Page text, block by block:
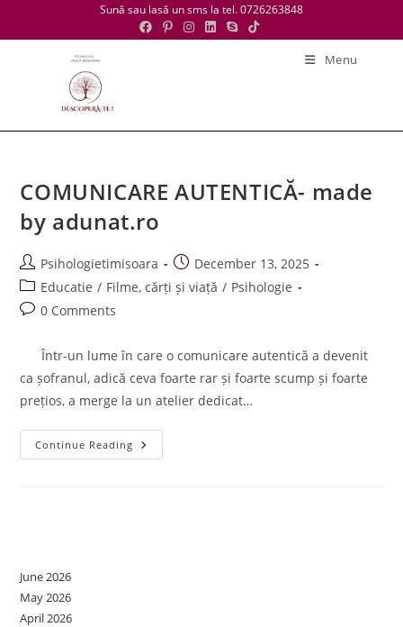
Sună sau lasă un sms la tel. 0726263848
Menu
COMUNICARE AUTENTICĂ- made
by adunat.ro
Post
author:
Psihologietimisoara
Post
published:
December 13, 2025
Post
category:
Educatie / Filme, cărți și viață / Psihologie
Post0 Comments
Într-un lume în care o comunicare autentică a devenit
ca șofranul, adică ceva foarte rar și foarte scump și foarte
prețios, a merge la un atelier dedicat…
Continue Reading COMUNICARE
AUTENTICĂ-
June 2026
May 2026
April 2026